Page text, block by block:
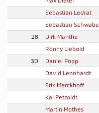
Sebastian Ledrat
Sebastian Schwabe
28
Dirk Manthe
Ronny Liebold
30
Daniel Popp
David Leonhardt
Erik Marckhoff
Kai Petzoldt
Martin Mothes